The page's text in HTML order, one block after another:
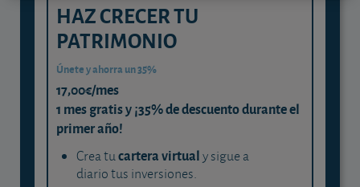
HAZ CRECER TU
PATRIMONIO
Únete y ahorra un 35%
17,00€/mes
1 mes gratis y ¡35% de descuento durante el
primer año!
Crea tucartera virtualy sigue a
diario tus inversiones.